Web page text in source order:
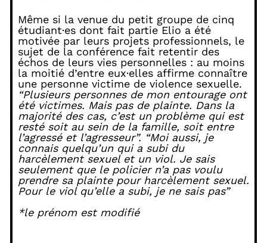
Même si la venue du petit groupe de cinq
étudiant·es dont fait partie Elio a été
motivée par leurs projets professionnels, le
sujet de la conférence fait retentir des
échos de leurs vies personnelles : au moins
la moitié d’entre eux·elles affirme connaître
une personne victime de violence sexuelle.
“Plusieurs personnes de mon entourage ont
été victimes. Mais pas de plainte. Dans la
majorité des cas, c’est un problème qui est
resté soit au sein de la famille, soit entre
l’agressé et l’agresseur”. “Moi aussi, je
connais quelqu’un qui a subi du
harcèlement sexuel et un viol. Je sais
seulement que le policier n’a pas voulu
prendre sa plainte pour harcèlement sexuel.
Pour le viol qu’elle a subi, je ne sais pas”
*le prénom est modifié